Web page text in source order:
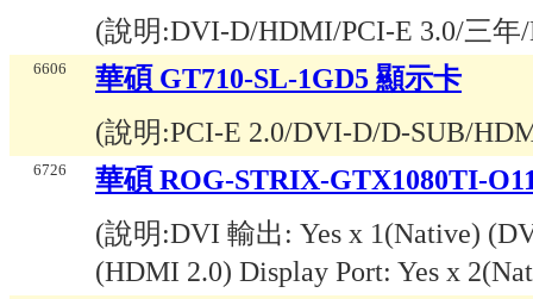
(說明:DVI-D/HDMI/PCI-E 3.0/三年
6606
華碩 GT710-SL-1GD5 顯示卡
(說明:PCI-E 2.0/DVI-D/D-SUB/
6726
華碩 ROG-STRIX-GTX1080TI-
(說明:DVI 輸出: Yes x 1(Native)
(HDMI 2.0) Display Port: Yes x